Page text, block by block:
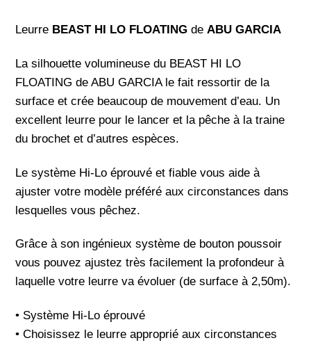
-
Garcia
Leurre BEAST HI LO FLOATING deABU GARCIA
La silhouette volumineuse du BEAST HI LO
FLOATING de ABU GARCIA le fait ressortir de la
surface et crée beaucoup de mouvement d’eau. Un
excellent leurre pour le lancer et la pêche à la traine
du brochet et d’autres espèces.
Le système Hi-Lo éprouvé et fiable vous aide à
ajuster votre modèle préféré aux circonstances dans
lesquelles vous pêchez.
Grâce à son ingénieux système de bouton poussoir
vous pouvez ajustez très facilement la profondeur à
laquelle votre leurre va évoluer (de surface à 2,50m).
• Système Hi-Lo éprouvé
• Choisissez le leurre approprié aux circonstances